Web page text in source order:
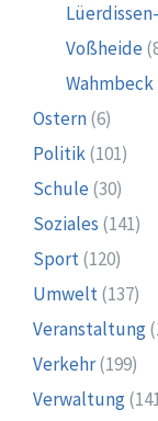
Voßheide
Wahmbeck
Ostern(6)
Politik(101)
Schule (30)
Soziales (141)
Sport(120)
Umwelt(137)
Veranstaltung
Verkehr(199)
Verwaltung